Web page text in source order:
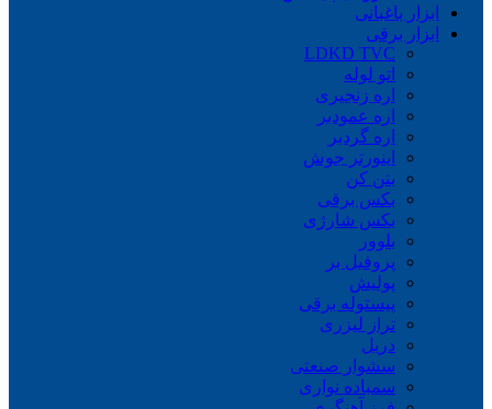
ابزار باغبانی
ابزار برقی
LDKD TVC
اتو لوله
اره زنجیری
اره عمودبر
اره گردبر
اینورتر جوش
بتن کن
بکس برقی
بکس شارژی
بلوور
پروفیل بر
پولیش
پیستوله برقی
تراز لیزری
دریل
سشوار صنعتی
سمباده نواری